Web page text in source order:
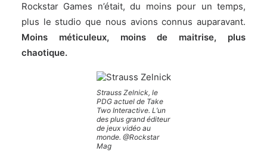
Rockstar Games n’était, du moins pour un temps,
plus le studio que nous avions connus auparavant.
Moins méticuleux, moins de maitrise, plus
chaotique.
Strauss Zelnick, le
PDG actuel de Take
Two Interactive. L’un
des plus grand éditeur
de jeux vidéo au
monde. @Rockstar
Mag